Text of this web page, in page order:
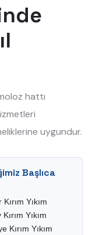
hattı
uygundur.
Başlıca
Yıkım
Yıkım
Kırım Yıkım